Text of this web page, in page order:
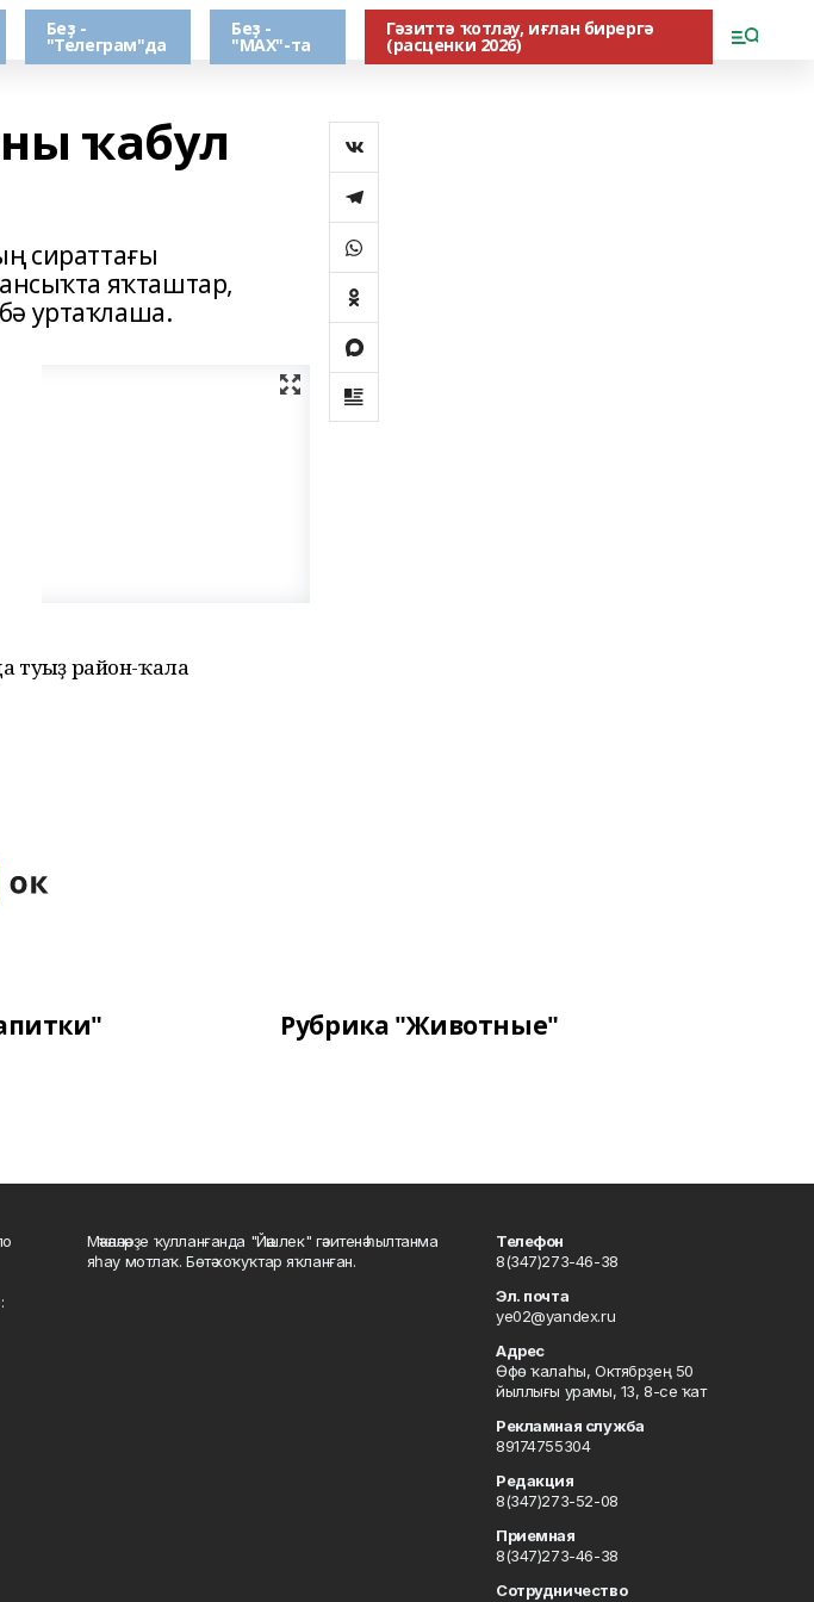
Беҙ -
"Телеграм"да
Беҙ -
"МАХ"-та
Гәзиттә ҡотлау, иғлан бирергә
(расценки 2026)
ҡабул
сираттағы
яҡташтар,
уртаҡлаша.
туғыҙ район-ҡала
Рубрика "Животные"
Мәҡәләләрҙе ҡулланғанда "Йәшлек" гәзитенә һылтанма
яһау мотлаҡ. Бөтә хоҡуҡтар яҡланған.
Телефон
8(347)273-46-38
Эл. почта
ye02@yandex.ru
Адрес
Өфө ҡалаһы, Октябрҙең 50
йыллығы урамы, 13, 8-се ҡат
Рекламная служба
89174755304
Редакция
8(347)273-52-08
Приемная
8(347)273-46-38
Сотрудничество